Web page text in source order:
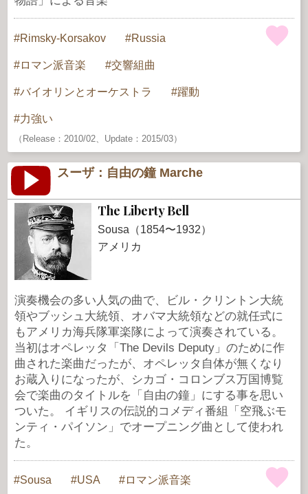
Rimsky-Korsakov Russia
ロマン派音楽 交響組曲
バイオリンとオーケストラ 躍動
力強い
（Release：2010/02、Update：2015/03）
スーザ：自由の鐘 Marche
The Liberty Bell
Sousa（1854〜1932）
アメリカ
演奏機会の多い人気の曲で、ビル・クリントン大統
領やブッシュ大統領、オバマ大統領などの就任式に
もアメリカ海兵隊軍楽隊によって演奏されている。
当初はオペレッタ「The Devils Deputy」のために作
曲された楽曲だったが、オペレッタ自体が無くなり
お蔵入りになったが、シカゴ・コロンブス万国博覧
会で楽曲のタイトルを「自由の鐘」にする事を思い
ついた。 イギリスの伝説的コメディ番組「空飛ぶモ
ンティ・パイソン」でオープニング曲として使われ
た。
Sousa USA ロマン派音楽